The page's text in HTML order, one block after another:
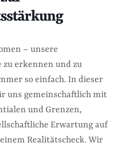
– unsere
erkennen und zu
so einfach. In dieser
uns gemeinschaftlich mit
und Grenzen,
Erwartung auf
Realitätscheck. Wir